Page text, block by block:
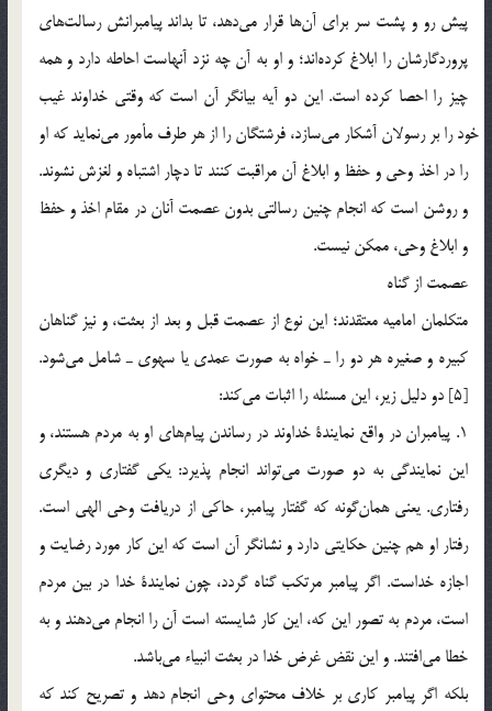
پيش رو و پشت سر براي آن‎ها قرار مي‎دهد، تا بداند پيامبرانش رسالت‎هاي
پروردگارشان را ابلاغ كرده‎اند؛ و او به آن چه نزد آنهاست احاطه دارد و همه
چيز را احصا كرده است. اين دو آيه بيانگر آن است كه وقتي خداوند غيب
خود را بر رسولان آشكار مي‎سازد، فرشتگان را از هر طرف مأمور مي‎نمايد كه او
را در اخذ وحي و حفظ و ابلاغ آن مراقبت كنند تا دچار اشتباه و لغزش نشوند.
و روشن است كه انجام چنين رسالتي بدون عصمت آنان در مقام اخذ و حفظ
و ابلاغ وحي، ممكن نيست.
عصمت از گناه
متكلمان اماميه معتقدند؛ اين نوع از عصمت قبل و بعد از بعثت، و نيز گناهان
كبيره و صغيره هر دو را ـ خواه به صورت عمدي يا سهوي ـ شامل مي‎شود.
[5] دو دليل زير، اين مسئله را اثبات مي‎كند:
1. پيامبران در واقع نمايندة خداوند در رساندن پيام‎هاي او به مردم هستند، و
اين نمايندگي به دو صورت مي‎تواند انجام پذيرد: يكي گفتاري و ديگري
رفتاري. يعني همان‎گونه كه گفتار پيامبر، حاكي از دريافت وحي الهي است.
رفتار او هم چنين حكايتي دارد و نشانگر آن است كه اين كار مورد رضايت و
اجازه خداست. اگر پيامبر مرتكب گناه گردد، چون نمايندة خدا در بين مردم
است، مردم به تصور اين كه، اين كار شايسته است آن را انجام مي‎دهند و به
خطا مي‎افتند. و اين نقض غرض خدا در بعثت انبياء مي‎باشد.
بلكه اگر پيامبر كاري بر خلاف محتواي وحي انجام دهد و تصريح كند كه